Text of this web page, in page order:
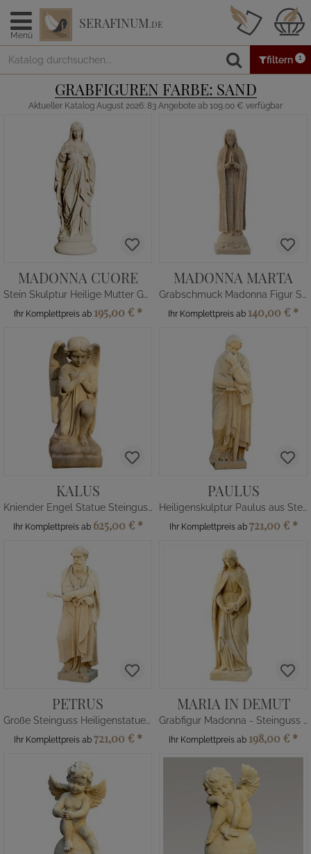
Menü
SERAFINUM.DE
filtern 1
GRABFIGUREN FARBE: SAND
Aktueller Katalog August 2026: 83 Angebote ab 109,00 € verfügbar
MADONNA CUORE
Stein Skulptur Heilige Mutter Gottes mit Herz
Ihr Komplettpreis ab 195,00 € *
MADONNA MARTA
Grabschmuck Madonna Figur Steinguss
Ihr Komplettpreis ab 140,00 € *
KALUS
Kniender Engel Statue Steinguss
Ihr Komplettpreis ab 625,00 € *
PAULUS
Heiligenskulptur Paulus aus Steinguss
Ihr Komplettpreis ab 721,00 € *
PETRUS
Große Steinguss Heiligenstatue Petrus
Ihr Komplettpreis ab 721,00 € *
MARIA IN DEMUT
Grabfigur Madonna - Steinguss winterfest
Ihr Komplettpreis ab 198,00 € *